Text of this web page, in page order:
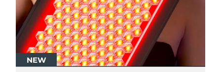
NEW